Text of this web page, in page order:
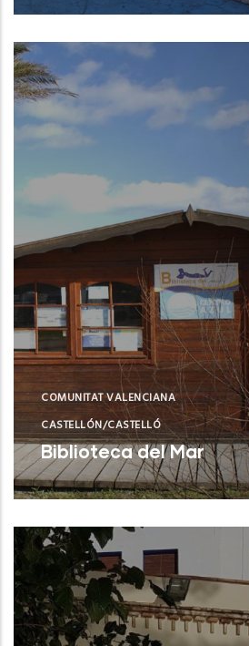
Xilxes (Castelló/Castellón)
COMUNITAT VALENCIANA
CASTELLÓN/CASTELLÓ
Biblioteca del Mar
Castellón (Castelló/Castellón)